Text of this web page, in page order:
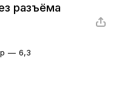
разъёма
— 6,3